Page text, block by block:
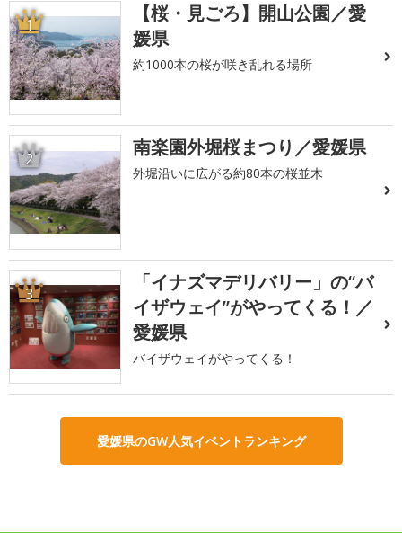
1
【桜・見ごろ】開山公園／愛
媛県
約1000本の桜が咲き乱れる場所
2 南楽園外堀桜まつり／愛媛県
外堀沿いに広がる約80本の桜並木
3
「イナズマデリバリー」の“バ
イザウェイ”がやってくる！／
愛媛県
バイザウェイがやってくる！
愛媛県のGW人気イベントランキング